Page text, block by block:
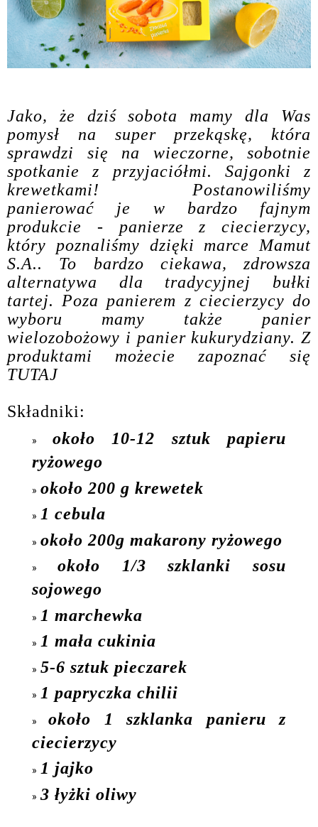
Jako, że dziś sobota mamy dla Was
pomysł na super przekąskę, która
sprawdzi się na wieczorne, sobotnie
spotkanie z przyjaciółmi. Sajgonki z
krewetkami! Postanowiliśmy
panierować je w bardzo fajnym
produkcie - panierze z ciecierzycy,
który poznaliśmy dzięki marce Mamut
S.A.. To bardzo ciekawa, zdrowsza
alternatywa dla tradycyjnej bułki
tartej. Poza panierem z ciecierzycy do
wyboru mamy także panier
wielozobożowy i panier kukurydziany. Z
produktami możecie zapoznać się
TUTAJ
Składniki:
około 10-12 sztuk papieru
ryżowego
około 200 g krewetek
1 cebula
około 200g makarony ryżowego
około 1/3 szklanki sosu
sojowego
1 marchewka
1 mała cukinia
5-6 sztuk pieczarek
1 papryczka chilii
około 1 szklanka panieru z
ciecierzycy
1 jajko
3 łyżki oliwy